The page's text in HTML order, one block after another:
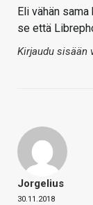
Eli vähän
se että
Kirjaudu sisään
Jorgelius
30.11.2018